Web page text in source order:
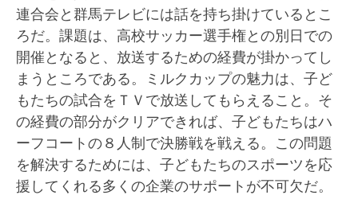
連合会と群馬テレビには話を持ち掛けているとこ
ろだ。課題は、高校サッカー選手権との別日での
開催となると、放送するための経費が掛かってし
まうところである。ミルクカップの魅力は、子ど
もたちの試合をＴＶで放送してもらえること。そ
の経費の部分がクリアできれば、子どもたちはハ
ーフコートの８人制で決勝戦を戦える。この問題
を解決するためには、子どもたちのスポーツを応
援してくれる多くの企業のサポートが不可欠だ。